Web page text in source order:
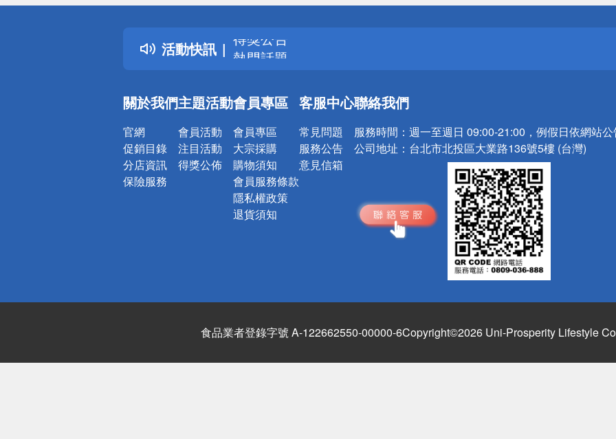
活動快訊
詐騙網頁！請小心！
得獎公告
熱門話題
銀行優惠
詐騙網頁！請小心！
關於我們
官網
促銷目錄
分店資訊
保險服務
主題活動
會員活動
注目活動
得獎公佈
會員專區
會員專區
大宗採購
購物須知
會員服務條款
隱私權政策
退貨須知
客服中心
常見問題
服務公告
意見信箱
聯絡我們
服務時間： 週一至週日 09:00-21:00，例假日依網站
公司地址： 台北市北投區大業路136號5樓 (台灣)
食品業者登錄字號 A-122662550-00000-6Copyright©2026 Uni-Prosperity Lifestyle